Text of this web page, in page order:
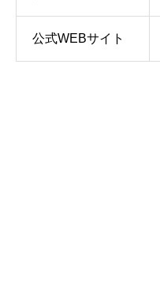
公式WEBサイト